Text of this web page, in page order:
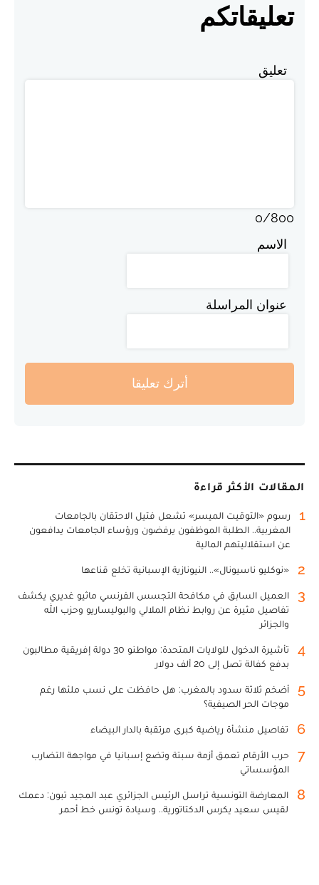
تعليقاتكم
تعليق
0/800
الاسم
عنوان المراسلة
أترك تعليقا
المقالات الأكثر قراءة
1
رسوم «التوقيت الميسر» تشعل فتيل الاحتقان بالجامعات
المغربية.. الطلبة الموظفون يرفضون ورؤساء الجامعات يدافعون
عن استقلاليتهم المالية
2 «نوكليو ناسيونال».. النيونازية الإسبانية تخلع قناعها
3
العميل السابق في مكافحة التجسس الفرنسي ماثيو غديري يكشف
تفاصيل مثيرة عن روابط نظام الملالي والبوليساريو وحزب الله
والجزائر
4
تأشيرة الدخول للولايات المتحدة: مواطنو 30 دولة إفريقية مطالبون
بدفع كفالة تصل إلى 20 ألف دولار
5
أضخم ثلاثة سدود بالمغرب: هل حافظت على نسب ملئها رغم
موجات الحر الصيفية؟
6 تفاصيل منشأة رياضية كبرى مرتقبة بالدار البيضاء
7
حرب الأرقام تعمق أزمة سبتة وتضع إسبانيا في مواجهة التضارب
المؤسساتي
8
المعارضة التونسية تراسل الرئيس الجزائري عبد المجيد تبون: دعمك
لقيس سعيد يكرس الدكتاتورية.. وسيادة تونس خط أحمر